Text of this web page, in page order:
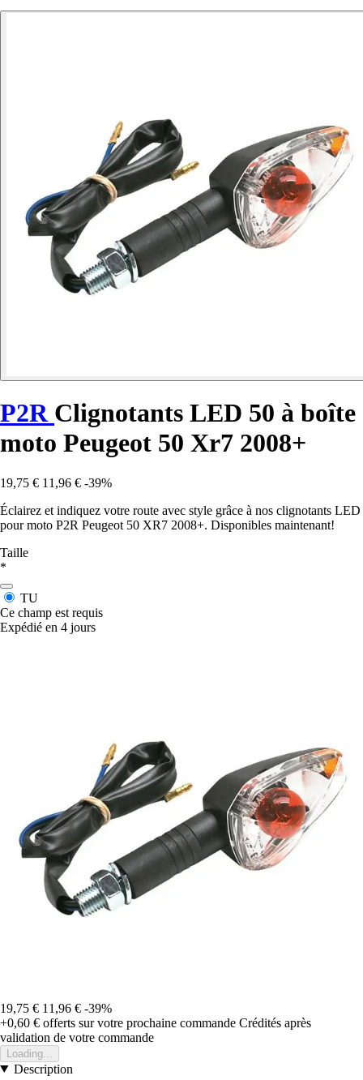
P2R Clignotants LED 50 à boîte
moto Peugeot 50 Xr7 2008+
19,75 € 11,96 € -39%
Éclairez et indiquez votre route avec style grâce à nos clignotants LED
pour moto P2R Peugeot 50 XR7 2008+. Disponibles maintenant!
Taille
*
TU
Ce champ est requis
Expédié en 4 jours
19,75 € 11,96 € -39%
+0,60 € offerts sur votre prochaine commande Crédités après
validation de votre commande
Loading...
Description